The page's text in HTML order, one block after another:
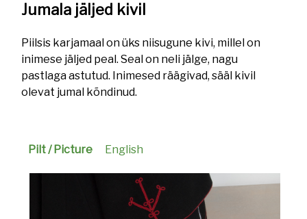
Jumala jäljed kivil
Piilsis karjamaal on üks niisugune kivi, millel on
inimese jäljed peal. Seal on neli jälge, nagu
pastlaga astutud. Inimesed räägivad, sääl kivil
olevat jumal kõndinud.
Pilt / Picture English